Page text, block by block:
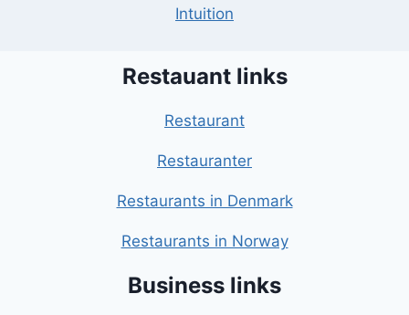
Intuition
Restauant links
Restaurant
Restauranter
Restaurants in Denmark
Restaurants in Norway
Business links